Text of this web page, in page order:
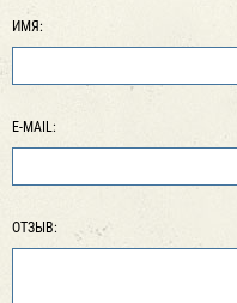
ИМЯ:
E-MAIL:
ОТЗЫВ: